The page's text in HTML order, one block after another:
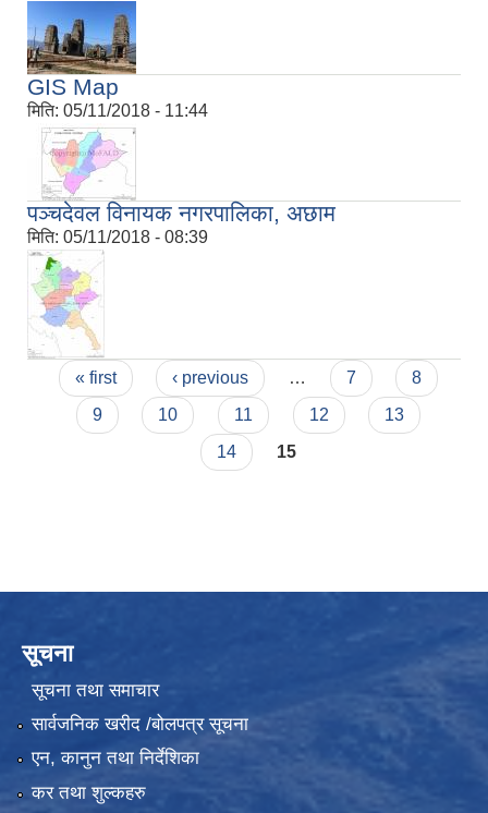
GIS Map
मिति: 05/11/2018 - 11:44
पञ्चदेवल विनायक नगरपालिका, अछाम
मिति: 05/11/2018 - 08:39
Pages
« first ‹ previous … 7
8
9
10 11 12
13
14
15
सूचना
सूचना तथा समाचार
सार्वजनिक खरीद /बोलपत्र सूचना
एन, कानुन तथा निर्देशिका
कर तथा शुल्कहरु